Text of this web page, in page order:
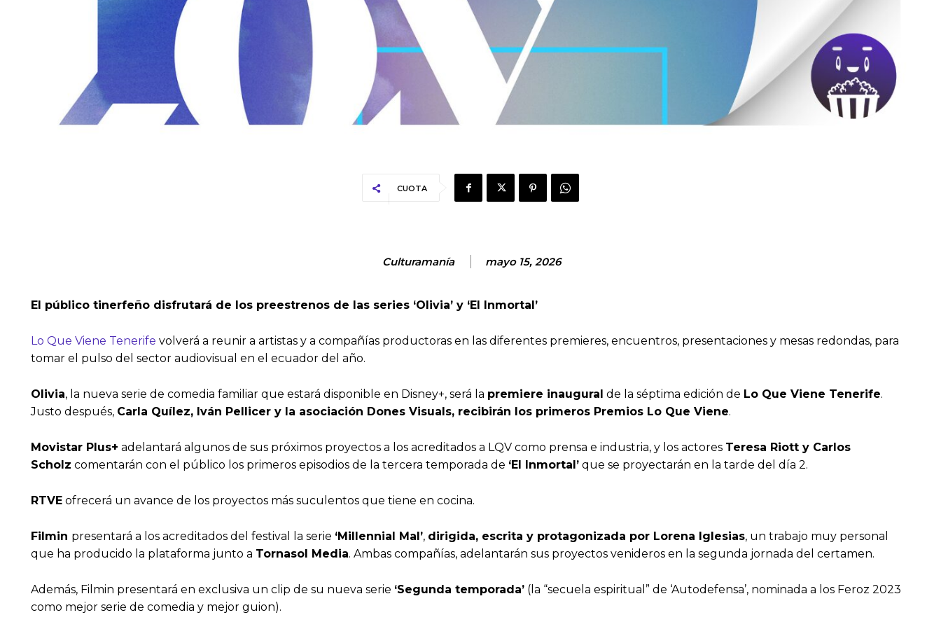
CUOTA
Culturamanía mayo 15, 2026
El público tinerfeño disfrutará de los preestrenos de las series ‘Olivia’ y ‘El Inmortal’
Lo Que Viene Tenerife volverá a reunir a artistas y a compañías productoras en las diferentes premieres, encuentros, presentaciones y mesas redondas, para
tomar el pulso del sector audiovisual en el ecuador del año.
Olivia, la nueva serie de comedia familiar que estará disponible en Disney+, será la premiere inaugural de la séptima edición de Lo Que Viene Tenerife.
Justo después, Carla Quílez, Iván Pellicer y la asociación Dones Visuals, recibirán los primeros Premios Lo Que Viene.
Movistar Plus+ adelantará algunos de sus próximos proyectos a los acreditados a LQV como prensa e industria, y los actores Teresa Riott y Carlos
Scholz comentarán con el público los primeros episodios de la tercera temporada de ‘El Inmortal’ que se proyectarán en la tarde del día 2.
RTVE ofrecerá un avance de los proyectos más suculentos que tiene en cocina.
Filmin presentará a los acreditados del festival la serie ‘Millennial Mal’, dirigida, escrita y protagonizada por Lorena Iglesias, un trabajo muy personal
que ha producido la plataforma junto a Tornasol Media. Ambas compañías, adelantarán sus proyectos venideros en la segunda jornada del certamen.
Además, Filmin presentará en exclusiva un clip de su nueva serie ‘Segunda temporada’ (la “secuela espiritual” de ‘Autodefensa’, nominada a los Feroz 2023
como mejor serie de comedia y mejor guion).